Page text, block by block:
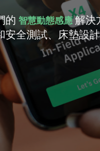
的 智慧動態感應解決
安全測試、床墊設計